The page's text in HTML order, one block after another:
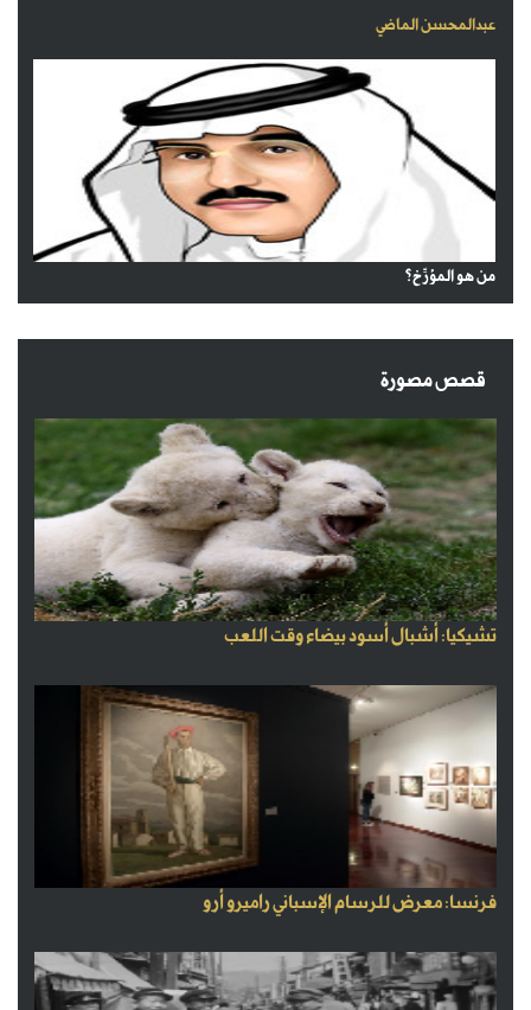
عبدالمحسن الماضي
من هو المؤرِّخ؟
قصص مصورة
تشيكيا: أشبال أسود بيضاء وقت اللعب
فرنسا: معرض للرسام الإسباني راميرو أرو